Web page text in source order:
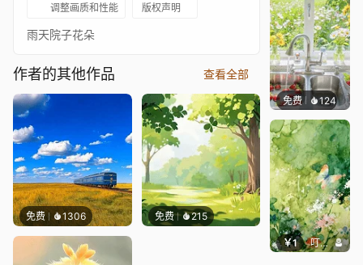
调整画质和性能 版权声明
雨天院子花朵
作者的其他作品 查看全部
免费 1306 免费 215
免费 124豆子
￥1 叮叮当当